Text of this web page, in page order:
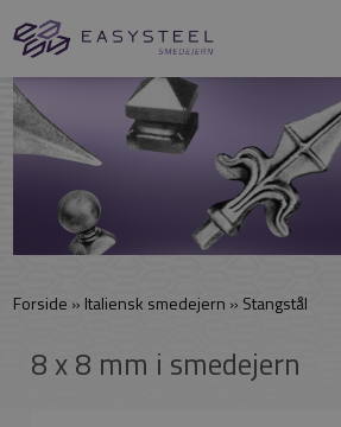
Forside » Italiensk smedejern » Stangstål
8 x 8 mm i smedejern